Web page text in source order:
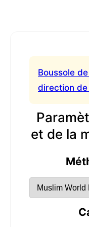
Boussole
direction de
et de la